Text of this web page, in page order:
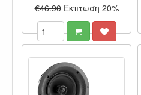
€46.90 Έκπτωση 20%